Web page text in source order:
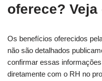
oferece?
Os benefícios oferecidos
não são detalhados
confirmar essas
diretamente com o RH no